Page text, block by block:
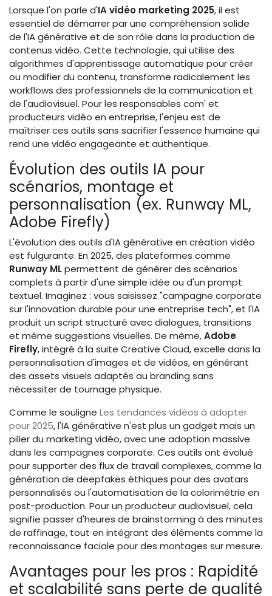
Lorsque l'on parle d'IA vidéo marketing 2025, il est
essentiel de démarrer par une compréhension solide
de l'IA générative et de son rôle dans la production de
contenus vidéo. Cette technologie, qui utilise des
algorithmes d'apprentissage automatique pour créer
ou modifier du contenu, transforme radicalement les
workflows des professionnels de la communication et
de l'audiovisuel. Pour les responsables com' et
producteurs vidéo en entreprise, l'enjeu est de
maîtriser ces outils sans sacrifier l'essence humaine qui
rend une vidéo engageante et authentique.
Évolution des outils IA pour
scénarios, montage et
personnalisation (ex. Runway ML,
Adobe Firefly)
L'évolution des outils d'IA générative en création vidéo
est fulgurante. En 2025, des plateformes comme
Runway MLpermettent de générer des scénarios
complets à partir d'une simple idée ou d'un prompt
textuel. Imaginez : vous saisissez "campagne corporate
sur l'innovation durable pour une entreprise tech", et l'IA
produit un script structuré avec dialogues, transitions
et même suggestions visuelles. De même,Adobe
Firefly, intégré à la suite Creative Cloud, excelle dans la
personnalisation d'images et de vidéos, en générant
des assets visuels adaptés au branding sans
nécessiter de tournage physique.
Comme le souligne Les tendances vidéos à adopter
pour 2025, l'IA générative n'est plus un gadget mais un
pilier du marketing vidéo, avec une adoption massive
dans les campagnes corporate. Ces outils ont évolué
pour supporter des flux de travail complexes, comme la
génération de deepfakes éthiques pour des avatars
personnalisés ou l'automatisation de la colorimétrie en
post-production. Pour un producteur audiovisuel, cela
signifie passer d'heures de brainstorming à des minutes
de raffinage, tout en intégrant des éléments comme la
reconnaissance faciale pour des montages sur mesure.
Avantages pour les pros : Rapidité
et scalabilité sans perte de qualité